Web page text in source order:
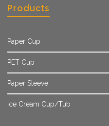
Products
Paper Cup
PET Cup
Paper Sleeve
Ice Cream Cup/Tub